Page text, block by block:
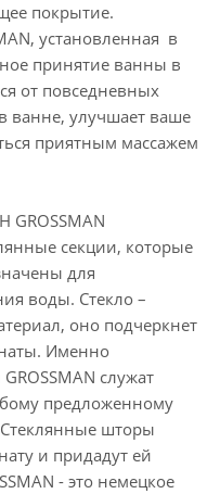
покрытие.
установленная в
принятие ванны в
от повседневных
ванне, улучшает ваше
приятным массажем
секции, которые
для
воды. Стекло –
оно подчеркнет
Именно
служат
предложенному
шторы
и придадут ей
- это немецкое